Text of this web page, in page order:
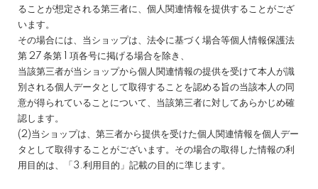
ることが想定される第三者に、個人関連情報を提供することがござ
います。
その場合には、当ショップは、法令に基づく場合等個人情報保護法
第 27 条第 1 項各号に掲げる場合を除き、
当該第三者が当ショップから個人関連情報の提供を受けて本人が識
別される個人データとして取得することを認める旨の当該本人の同
意が得られていることについて、当該第三者に対してあらかじめ確
認します。
(2)当ショップは、第三者から提供を受けた個人関連情報を個人デー
タとして取得することがございます。その場合の取得した情報の利
用目的は、「3.利用目的」記載の目的に準じます。